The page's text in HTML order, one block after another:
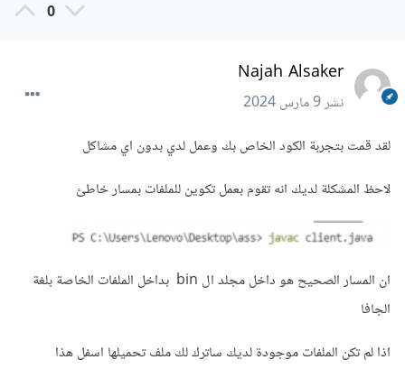
0
Najah Alsaker
نشر9 مارس 2024
لقد قمت بتجربة الكود الخاص بك وعمل لدي بدون اي مشاكل
لاحظ المشكلة لديك انه تقوم بعمل تكوين للملفات بمسار خاطئ
ان المسار الصحيح هو داخل مجلد ال bin بداخل الملفات الخاصة بلغة
الجافا
اذا لم تكن الملفات موجودة لديك ساترك لك ملف تحميلها اسفل هذا